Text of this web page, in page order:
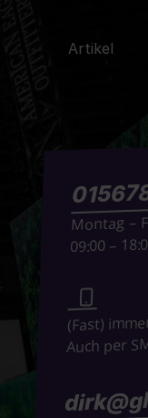
Artikel
Montag –
09:00 –
(Fast)
Auch per